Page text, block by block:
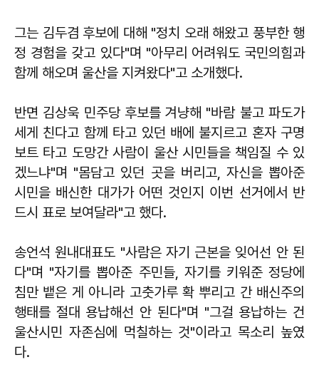
그는 김두겸 후보에 대해 "정치 오래 해왔고 풍부한 행
정 경험을 갖고 있다"며 "아무리 어려워도 국민의힘과
함께 해오며 울산을 지켜왔다"고 소개했다.
반면 김상욱 민주당 후보를 겨냥해 "바람 불고 파도가
세게 친다고 함께 타고 있던 배에 불지르고 혼자 구명
보트 타고 도망간 사람이 울산 시민들을 책임질 수 있
겠느냐"며 "몸담고 있던 곳을 버리고, 자신을 뽑아준
시민을 배신한 대가가 어떤 것인지 이번 선거에서 반
드시 표로 보여달라"고 했다.
송언석 원내대표도 "사람은 자기 근본을 잊어선 안 된
다"며 "자기를 뽑아준 주민들, 자기를 키워준 정당에
침만 뱉은 게 아니라 고춧가루 확 뿌리고 간 배신주의
행태를 절대 용납해선 안 된다"며 "그걸 용납하는 건
울산시민 자존심에 먹칠하는 것"이라고 목소리 높였
다.